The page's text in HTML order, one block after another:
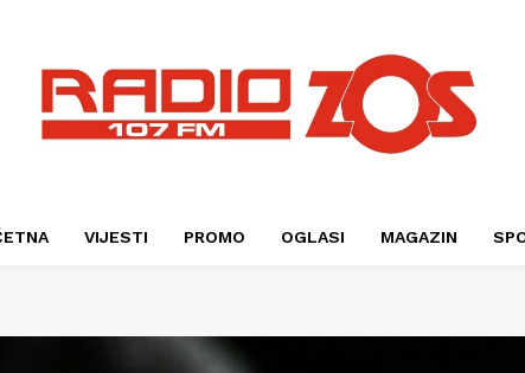
VIJESTI PROMO OGLASI MAGAZIN